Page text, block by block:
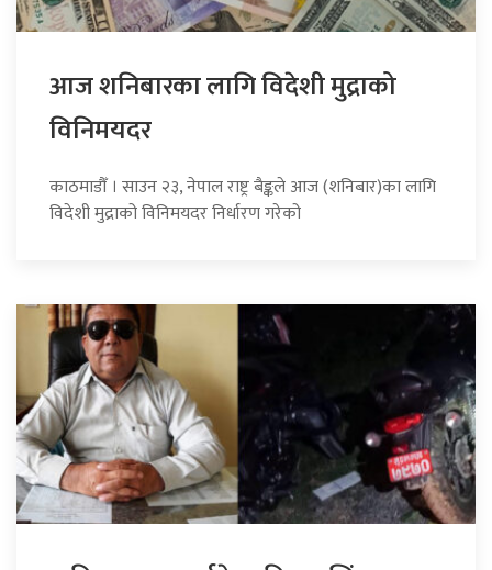
आज शनिबारका लागि विदेशी मुद्राको
विनिमयदर
काठमाडौँ । साउन २३, नेपाल राष्ट्र बैङ्कले आज (शनिबार)का लागि
विदेशी मुद्राको विनिमयदर निर्धारण गरेको